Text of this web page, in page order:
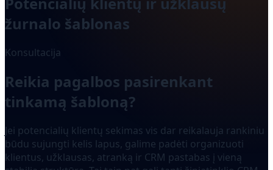
žurnalo šablonas
Konsultacija
Reikia pagalbos pasirenkant
tinkamą šabloną?
Jei potencialių klientų sekimas vis dar reikalauja rankiniu
būdu sujungti kelis lapus, galime padėti organizuoti
klientus, užklausas, atranką ir CRM pastabas į vieną